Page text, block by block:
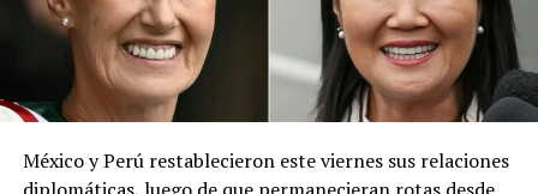
del Sahara, se esperan lluvias durante los próximos días,
por lo que pidió a la población mantenerse atenta a la
información oficial sobre las condiciones
meteorológicas.
Las autoridades reiteraron el llamado a consultar los
México y Perú restablecieron este viernes sus relaciones